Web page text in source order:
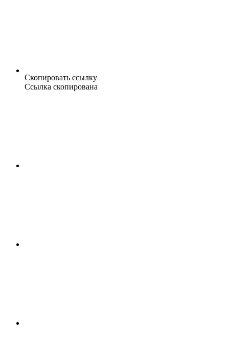
Скопировать ссылку
Ссылка скопирована